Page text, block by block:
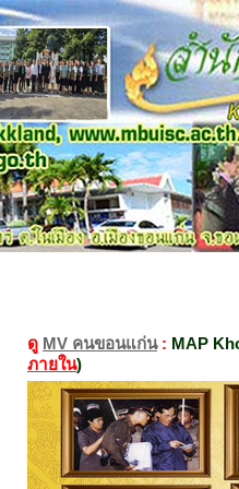
ดู MV คนขอนแก่น: MAP
ภายใน)